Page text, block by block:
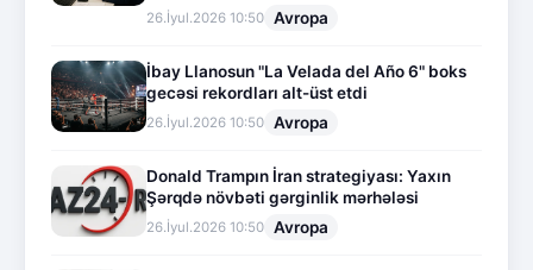
26.İyul.2026 10:50 Avropa
İbay Llanosun "La Velada del Año 6" boks
gecəsi rekordları alt-üst etdi
26.İyul.2026 10:50 Avropa
Donald Trampın İran strategiyası: Yaxın
Şərqdə növbəti gərginlik mərhələsi
26.İyul.2026 10:50 Avropa